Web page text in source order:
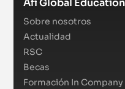
Afi Global Education
Sobre nosotros
Actualidad
RSC
Becas
Formación In Company